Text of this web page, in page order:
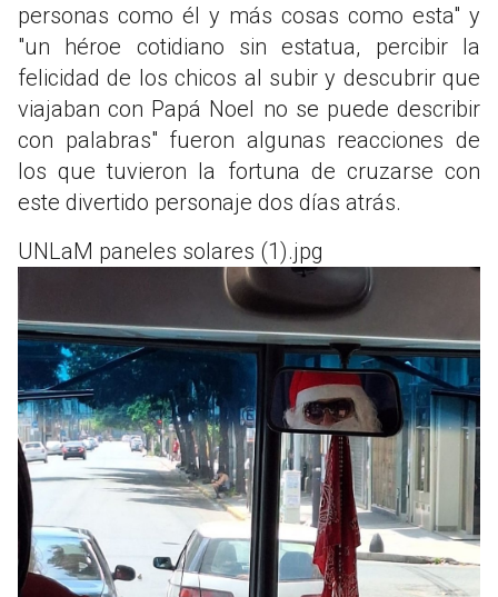
personas como él y más cosas como esta" y
"un héroe cotidiano sin estatua, percibir la
felicidad de los chicos al subir y descubrir que
viajaban con Papá Noel no se puede describir
con palabras" fueron algunas reacciones de
los que tuvieron la fortuna de cruzarse con
este divertido personaje dos días atrás.
UNLaM paneles solares (1).jpg